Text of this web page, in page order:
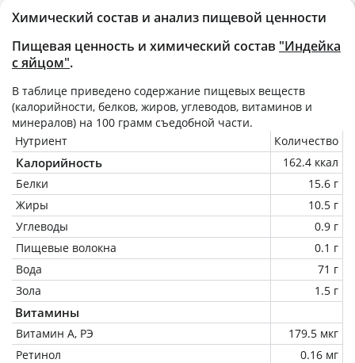
Химический состав и анализ пищевой ценности
Пищевая ценность и химический состав "Индейка
с яйцом".
В таблице приведено содержание пищевых веществ
(калорийности, белков, жиров, углеводов, витаминов и
минералов) на 100 грамм съедобной части.
Нутриент
Количество
Калорийность
162.4 ккал
Белки
15.6 г
Жиры
10.5 г
Углеводы
0.9 г
Пищевые волокна
0.1 г
Вода
71 г
Зола
1.5 г
Витамины
Витамин А, РЭ
179.5 мкг
Ретинол
0.16 мг